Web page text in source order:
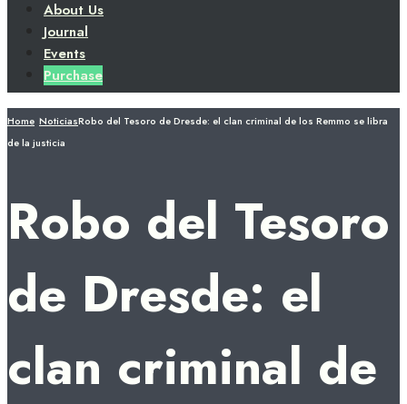
About Us
Journal
Events
Purchase
Home NoticiasRobo del Tesoro de Dresde: el clan criminal de los Remmo se libra
de la justicia
Robo del Tesoro
de Dresde: el
clan criminal de